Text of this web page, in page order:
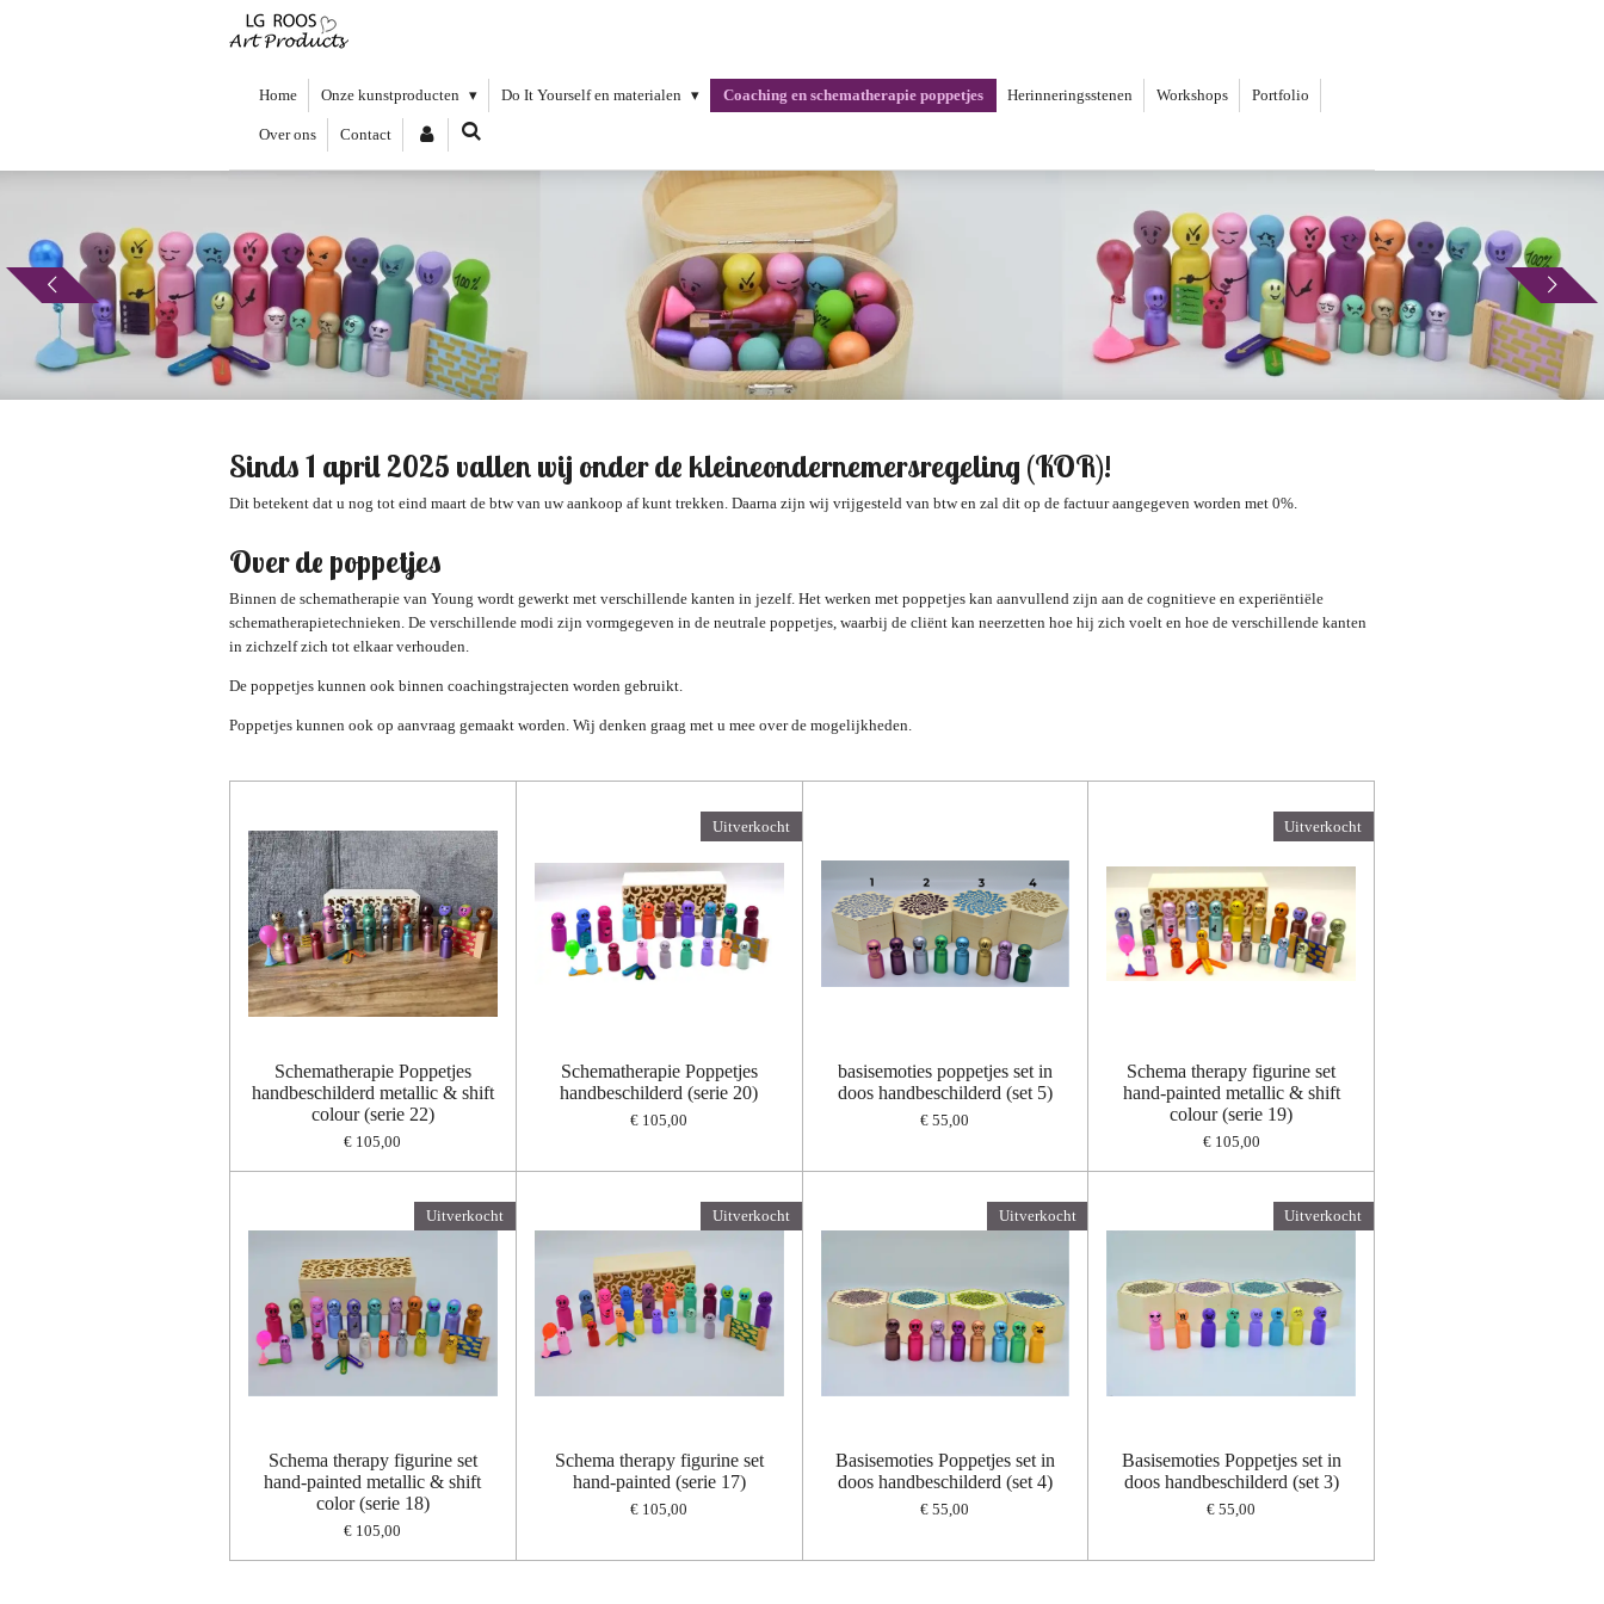
Home Onze kunstproducten Do It Yourself en materialen Coaching en schematherapie poppetjes Herinneringsstenen Workshops Portfolio
Over ons Contact
Sinds 1 april 2025 vallen wij onder de kleineondernemersregeling (KOR)!
Dit betekent dat u nog tot eind maart de btw van uw aankoop af kunt trekken. Daarna zijn wij vrijgesteld van btw en zal dit op de factuur aangegeven worden met 0%.
Over de poppetjes
Binnen de schematherapie van Young wordt gewerkt met verschillende kanten in jezelf. Het werken met poppetjes kan aanvullend zijn aan de cognitieve en experiëntiële
schematherapietechnieken. De verschillende modi zijn vormgegeven in de neutrale poppetjes, waarbij de cliënt kan neerzetten hoe hij zich voelt en hoe de verschillende kanten
in zichzelf zich tot elkaar verhouden.
De poppetjes kunnen ook binnen coachingstrajecten worden gebruikt.
Poppetjes kunnen ook op aanvraag gemaakt worden. Wij denken graag met u mee over de mogelijkheden.
Schematherapie Poppetjes
handbeschilderd metallic & shift
colour (serie 22)
€ 105,00
Uitverkocht
Schematherapie Poppetjes
handbeschilderd (serie 20)
€ 105,00
basisemoties poppetjes set in
doos handbeschilderd (set 5)
€ 55,00
Uitverkocht
Schema therapy figurine set
hand-painted metallic & shift
colour (serie 19)
€ 105,00
Uitverkocht
Schema therapy figurine set
hand-painted metallic & shift
color (serie 18)
€ 105,00
Uitverkocht
Schema therapy figurine set
hand-painted (serie 17)
€ 105,00
Uitverkocht
Basisemoties Poppetjes set in
doos handbeschilderd (set 4)
€ 55,00
Uitverkocht
Basisemoties Poppetjes set in
doos handbeschilderd (set 3)
€ 55,00